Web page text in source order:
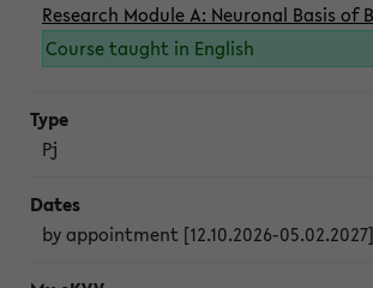
Research Module A: Neuronal Basis of
Course taught in English
Pj
by appointment [12.10.2026-05.02.2027]